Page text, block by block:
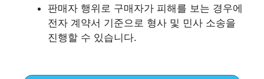
판매자 행위로 구매자가 피해를 보는 경우에
전자 계약서 기준으로 형사 및 민사 소송을
진행할 수 있습니다.